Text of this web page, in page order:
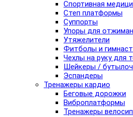
Спортивная
Степ платформы
Суппорты
Упоры для
Утяжелители
Фитболы и
Чехлы на руку для
Шейкеры /
Эспандеры
Тренажеры кардио
Беговые дорожки
Виброплатформы
Тренажеры